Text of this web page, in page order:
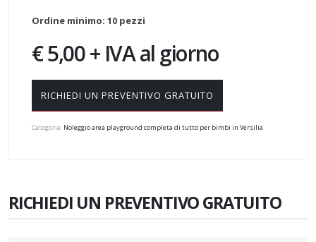
Ordine minimo: 10 pezzi
€ 5,00 + IVA al giorno
RICHIEDI UN PREVENTIVO GRATUITO
Categoria: Noleggio area playground completa di tutto per bimbi in Versilia
RICHIEDI UN PREVENTIVO GRATUITO